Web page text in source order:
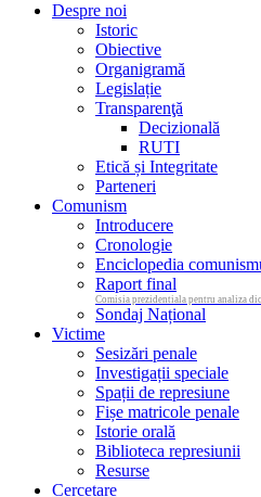
Despre noi
Istoric
Obiective
Organigramă
Legislație
Transparenţă
Decizională
RUTI
Etică și Integritate
Parteneri
Comunism
Introducere
Cronologie
Enciclopedia
Raport final
Comisia prezidentiala pentru analiza
Sondaj Național
Victime
Sesizări penale
Investigații speciale
Spații de represiune
Fișe matricole penale
Istorie orală
Biblioteca represiunii
Resurse
Cercetare